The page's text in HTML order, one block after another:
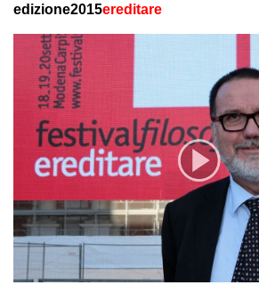
edizione2015ereditare